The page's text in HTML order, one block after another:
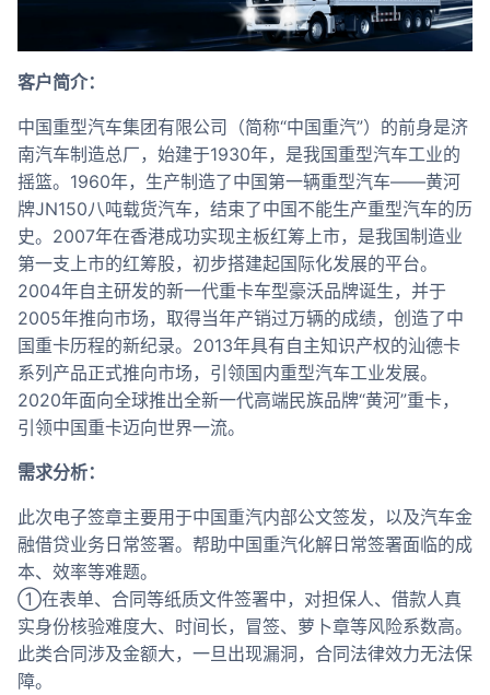
客户简介：
中国重型汽车集团有限公司（简称“中国重汽”）的前身是济
南汽车制造总厂，始建于1930年，是我国重型汽车工业的
摇篮。1960年，生产制造了中国第一辆重型汽车——黄河
牌JN150八吨载货汽车，结束了中国不能生产重型汽车的历
史。2007年在香港成功实现主板红筹上市，是我国制造业
第一支上市的红筹股，初步搭建起国际化发展的平台。
2004年自主研发的新一代重卡车型豪沃品牌诞生，并于
2005年推向市场，取得当年产销过万辆的成绩，创造了中
国重卡历程的新纪录。2013年具有自主知识产权的汕德卡
系列产品正式推向市场，引领国内重型汽车工业发展。
2020年面向全球推出全新一代高端民族品牌“黄河”重卡，
引领中国重卡迈向世界一流。
需求分析：
此次电子签章主要用于中国重汽内部公文签发，以及汽车金
融借贷业务日常签署。帮助中国重汽化解日常签署面临的成
本、效率等难题。
①在表单、合同等纸质文件签署中，对担保人、借款人真
实身份核验难度大、时间长，冒签、萝卜章等风险系数高。
此类合同涉及金额大，一旦出现漏洞，合同法律效力无法保
障。